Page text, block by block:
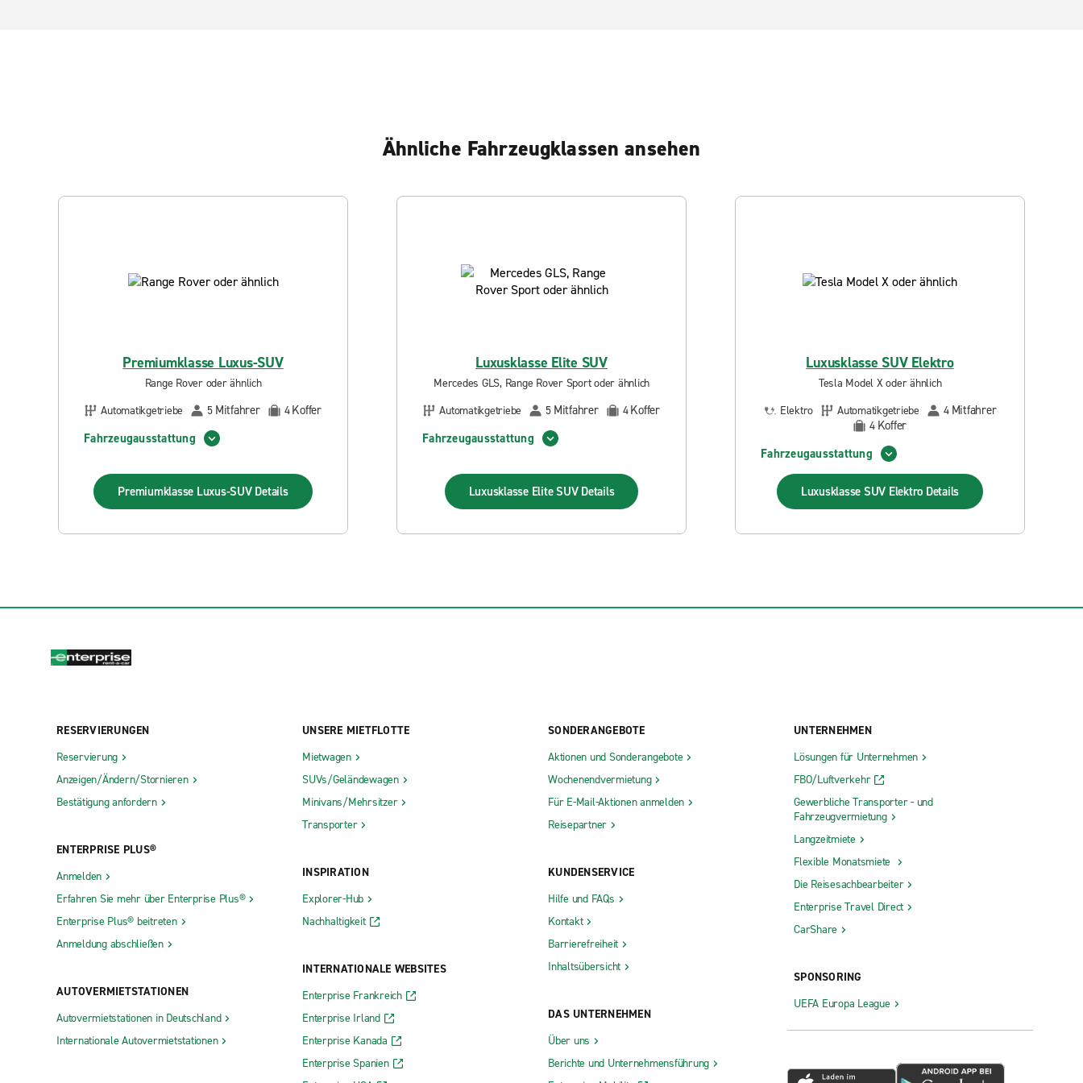
Ähnliche Fahrzeugklassen ansehen
Premiumklasse Luxus-SUV
Range Rover oder ähnlich
Automatikgetriebe
5 Mitfahrer 4Koffer
Fahrzeugausstattung
Premiumklasse Luxus-SUV Details
Luxusklasse Elite SUV
Mercedes GLS, Range Rover Sport oder ähnlich
Automatikgetriebe
5 Mitfahrer 4Koffer
Fahrzeugausstattung
Luxusklasse Elite SUV Details
Luxusklasse SUV Elektro
Tesla Model X oder ähnlich
Elektro
Automatikgetriebe 4 Mitfahrer
4 Koffer
Fahrzeugausstattung
Luxusklasse SUV Elektro Details
RESERVIERUNGEN
Reservierung
Anzeigen/Ändern/Stornieren
Bestätigung anfordern
ENTERPRISE PLUS®
Anmelden
Erfahren Sie mehr über Enterprise Plus®
Enterprise Plus® beitreten
Anmeldung abschließen
AUTOVERMIETSTATIONEN
Autovermietstationen in Deutschland
Internationale Autovermietstationen
UNSERE MIETFLOTTE
Mietwagen
SUVs/Geländewagen
Minivans/Mehrsitzer
Transporter
INSPIRATION
Explorer-Hub
Nachhaltigkeit
INTERNATIONALE WEBSITES
Enterprise Frankreich
Enterprise Irland
Enterprise Kanada
Enterprise Spanien
SONDERANGEBOTE
Aktionen und Sonderangebote
Wochenendvermietung
Für E-Mail-Aktionen anmelden
Reisepartner
KUNDENSERVICE
Hilfe und FAQs
Kontakt
Barrierefreiheit
Inhaltsübersicht
DAS UNTERNEHMEN
Über uns
Berichte und Unternehmensführung
UNTERNEHMEN
Lösungen für Unternehmen
FBO/Luftverkehr
Gewerbliche Transporter - und
Fahrzeugvermietung
Langzeitmiete
Flexible Monatsmiete
Die Reisesachbearbeiter
Enterprise Travel Direct
CarShare
SPONSORING
UEFA Europa League